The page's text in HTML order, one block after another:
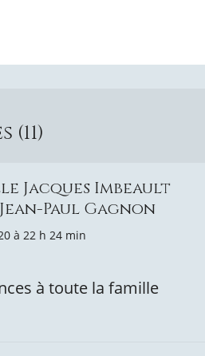
(11)
Jacques Imbeault
Jean-Paul Gagnon
à 22 h 24 min
à toute la famille